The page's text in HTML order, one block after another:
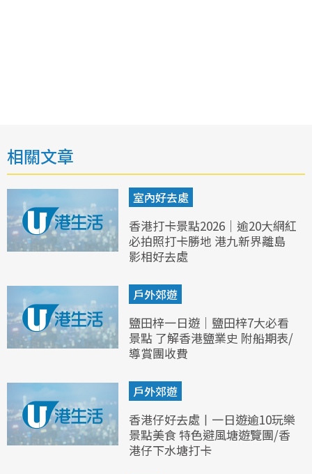
相關文章
室內好去處
香港打卡景點2026｜逾20大網紅
必拍照打卡勝地 港九新界離島
影相好去處
戶外郊遊
鹽田梓一日遊｜鹽田梓7大必看
景點 了解香港鹽業史 附船期表/
導賞團收費
戶外郊遊
香港仔好去處丨一日遊逾10玩樂
景點美食 特色避風塘遊覽團/香
港仔下水塘打卡